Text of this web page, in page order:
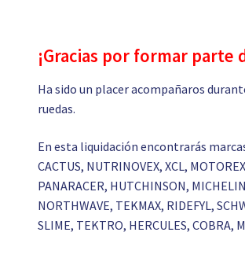
¡Gracias por formar parte
Ha sido un placer acompañaros
ruedas.
En esta liquidación encontrarás marcas
CACTUS, NUTRINOVEX, XCL,
PANARACER, HUTCHINSON,
NORTHWAVE, TEKMAX, RIDEFYL,
SLIME, TEKTRO, HERCULES, COBRA,